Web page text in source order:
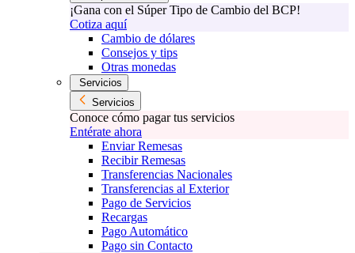
¡Gana con el Súper Tipo de Cambio del BCP!
Cotiza aquí
Cambio de dólares
Consejos y tips
Otras monedas
Servicios
Servicios
Conoce cómo pagar tus servicios
Entérate ahora
Enviar Remesas
Recibir Remesas
Transferencias Nacionales
Transferencias al Exterior
Pago de Servicios
Recargas
Pago Automático
Pago sin Contacto